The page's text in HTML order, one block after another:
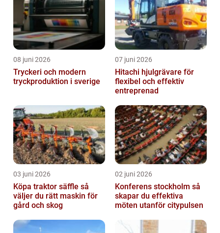
08 juni 2026
Tryckeri och modern
tryckproduktion i sverige
07 juni 2026
Hitachi hjulgrävare för
flexibel och effektiv
entreprenad
03 juni 2026
Köpa traktor säffle så
väljer du rätt maskin för
gård och skog
02 juni 2026
Konferens stockholm så
skapar du effektiva
möten utanför citypulsen